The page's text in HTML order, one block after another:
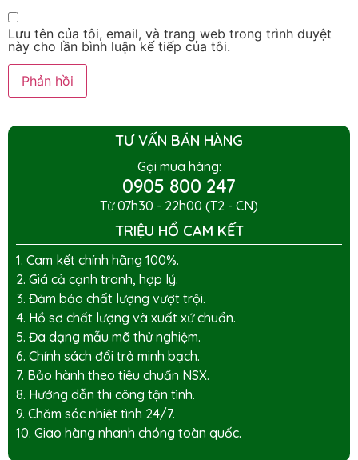
Lưu tên của tôi, email, và trang web trong trình duyệt
này cho lần bình luận kế tiếp của tôi.
TƯ VẤN BÁN HÀNG
Gọi mua hàng:
0905 800 247
Từ 07h30 - 22h00 (T2 - CN)
TRIỆU HỔ CAM KẾT
1. Cam kết chính hãng 100%.
2. Giá cả cạnh tranh, hợp lý.
3. Đảm bảo chất lượng vượt trội.
4. Hồ sơ chất lượng và xuất xứ chuẩn.
5. Đa dạng mẫu mã thử nghiệm.
6. Chính sách đổi trả minh bạch.
7. Bảo hành theo tiêu chuẩn NSX.
8. Hướng dẫn thi công tận tình.
9. Chăm sóc nhiệt tình 24/7.
10. Giao hàng nhanh chóng toàn quốc.